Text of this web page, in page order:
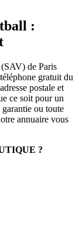
:
de Paris
gratuit du
postale et
ce soit pour un
ou toute
annuaire vous
?